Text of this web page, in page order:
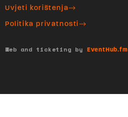
Uvjeti korištenja
Politika privatnosti
Web and ticketing by EventHub.fm